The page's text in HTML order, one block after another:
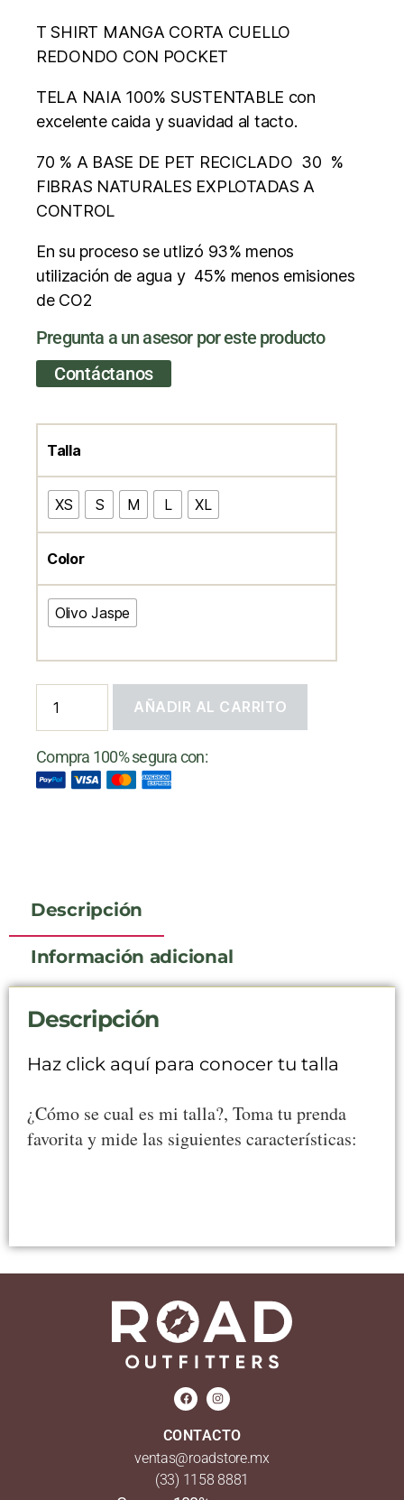
T SHIRT MANGA CORTA CUELLO
REDONDO CON POCKET
TELA NAIA 100% SUSTENTABLE con
excelente caida y suavidad al tacto.
70 % A BASE DE PET RECICLADO 30 %
FIBRAS NATURALES EXPLOTADAS A
CONTROL
En su proceso se utlizó 93% menos
utilización de agua y 45% menos emisiones
de CO2
Pregunta a un asesor por este producto
Contáctanos
Talla
XS S M L XL
Color
Olivo Jaspe
AÑADIR AL CARRITO
Compra 100% segura con:
Descripción
Información adicional
Descripción
Haz click aquí para conocer tu talla
¿Cómo se cual es mi talla?, Toma tu prenda
favorita y mide las siguientes características:
CONTACTO
ventas@roadstore.mx
(33) 1158 8881